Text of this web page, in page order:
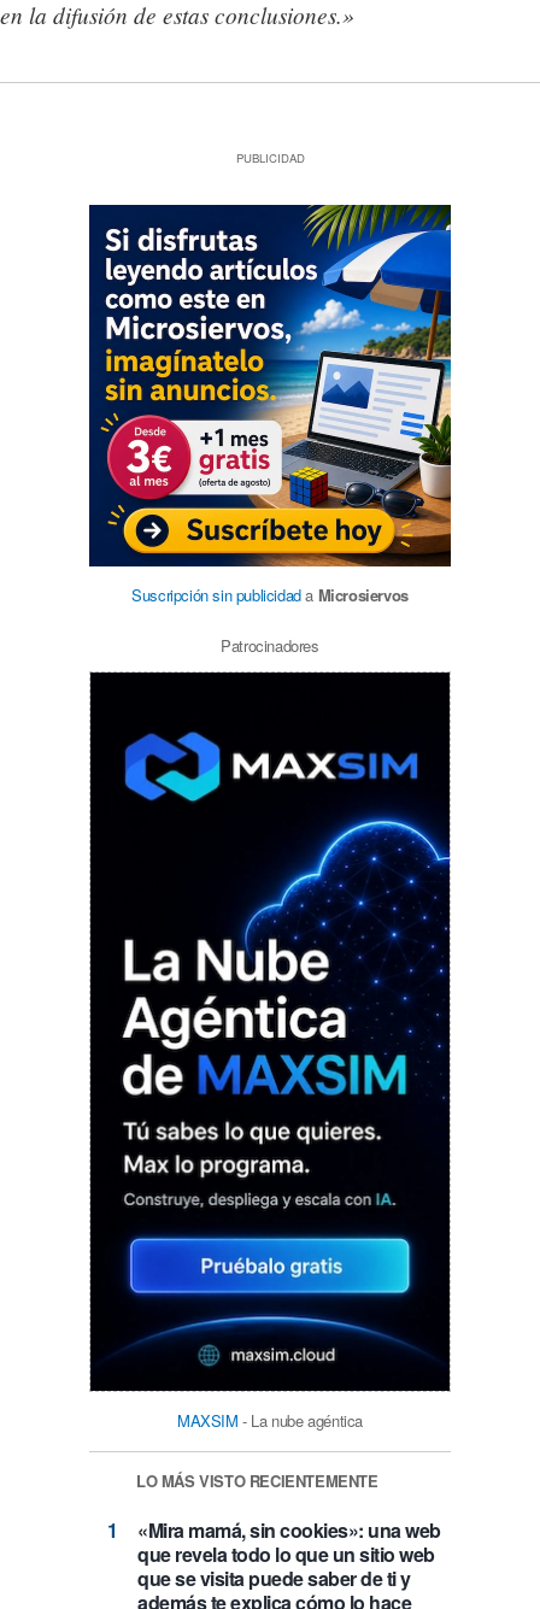
en la difusión de estas conclusiones.»
PUBLICIDAD
Suscripción sin publicidada Microsiervos
Patrocinadores
MAXSIM - La nube agéntica
LO MÁS VISTO RECIENTEMENTE
«Mira mamá, sin cookies»: una web
que revela todo lo que un sitio web
que se visita puede saber de ti y
además te explica cómo lo hace